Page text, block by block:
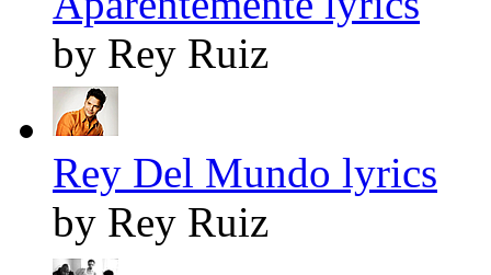
by Rey Ruiz
Rey Del Mundo lyrics
by Rey Ruiz